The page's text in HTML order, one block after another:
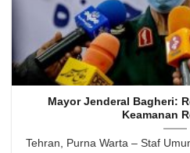
Mayor Jenderal Bagheri:
Keamanan
Tehran, Purna Warta – Staf